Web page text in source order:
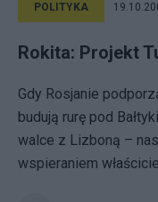
POLITYKA
Rokita: Projekt
Gdy Rosjanie
budują rurę pod
walce z Lizboną –
wspieraniem